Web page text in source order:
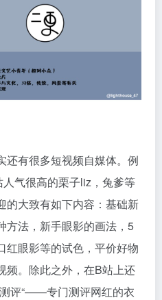
还有很多短视频自媒体。例
气很高的栗子liz，兔爹等
的大致有如下内容：基础新
方法，新手眼影的画法，5
红眼影等的试色，平价好物
频。除此之外，在B站上还
评“——专门测评网红的衣